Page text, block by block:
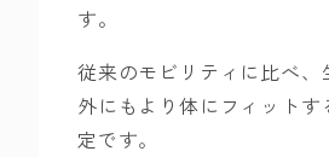
す。
従来のモビリティに比べ
外にもより体にフィット
定です。